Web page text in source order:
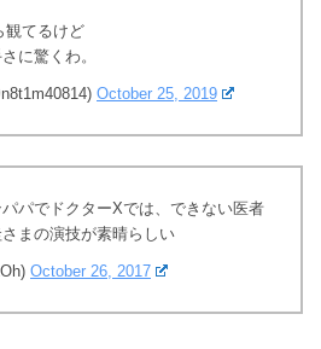
観てるけど
に驚くわ。
October 25, 2019
パでドクターXでは、できない医者
まの演技が素晴らしい
October 26, 2017